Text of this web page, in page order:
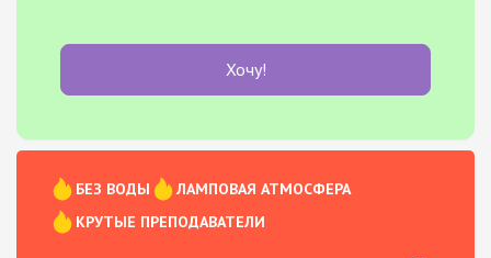
Хочу!
БЕЗ ВОДЫ
ЛАМПОВАЯ АТМОСФЕРА
КРУТЫЕ ПРЕПОДАВАТЕЛИ